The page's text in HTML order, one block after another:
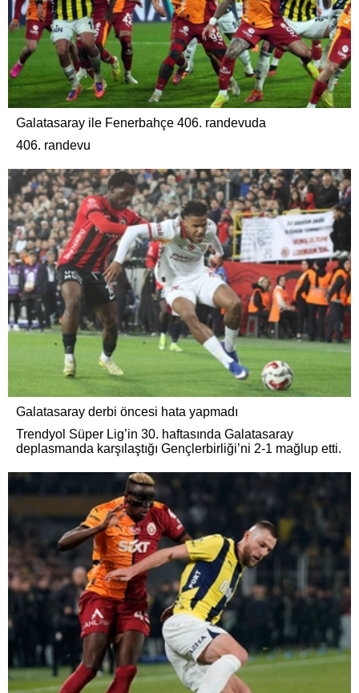
Galatasaray ile Fenerbahçe 406. randevuda
406. randevu
Galatasaray derbi öncesi hata yapmadı
Trendyol Süper Lig’in 30. haftasında Galatasaray
deplasmanda karşılaştığı Gençlerbirliği’ni 2-1 mağlup etti.